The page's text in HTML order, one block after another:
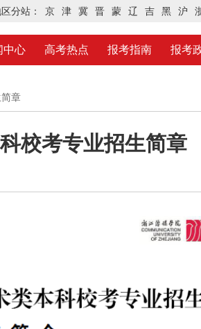
分站： 京 津 冀 晋 蒙 辽 吉 黑 沪
中心 高考热点 报考指南 报考
章
校考专业招生简章